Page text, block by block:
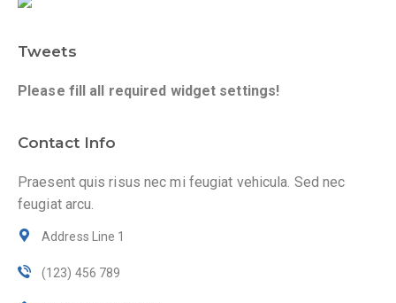
Tweets
Please fill all required widget settings!
Contact Info
Praesent quis risus nec mi feugiat vehicula. Sed nec
feugiat arcu.
Address Line 1
(123) 456 789